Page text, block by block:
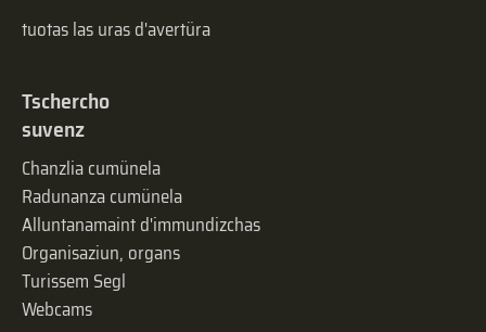
tuotas las uras d'avertüra
Tschercho
suvenz
Chanzlia cumünela
Radunanza cumünela
Alluntanamaint d'immundizchas
Organisaziun, organs
Turissem Segl
Webcams